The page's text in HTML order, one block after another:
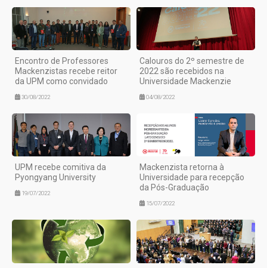
Encontro de Professores
Mackenzistas recebe reitor
da UPM como convidado
30/08/2022
Calouros do 2º semestre de
2022 são recebidos na
Universidade Mackenzie
04/08/2022
UPM recebe comitiva da
Pyongyang University
19/07/2022
Mackenzista retorna à
Universidade para recepção
da Pós-Graduação
15/07/2022